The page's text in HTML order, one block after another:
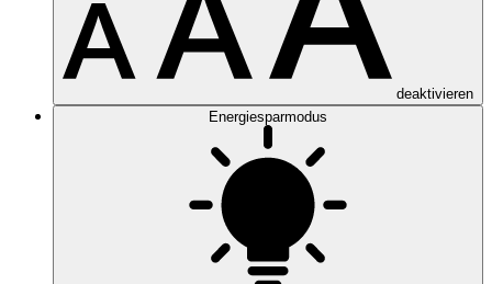
deaktivieren
Energiesparmodus